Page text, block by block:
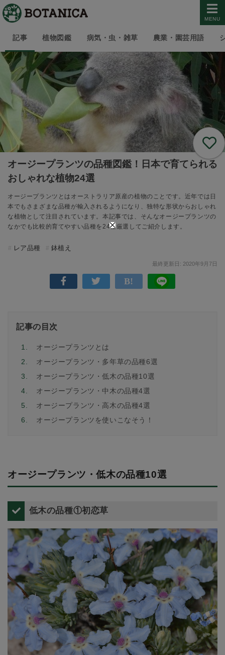
MENU
記事 植物図鑑 病気・虫・雑草 農業・園芸用語
オージープランツの品種図鑑！日本で育てられる
おしゃれな植物24選
オージープランツとはオーストラリア原産の植物のことです。近年では日
本でもさまざまな品種が輸入されるようになり、独特な形状からおしゃれ
な植物として注目されています。本記事では、そんなオージープランツの
なかでも比較的育てやすい品種を24種厳選してご紹介します。
レア品種 鉢植え
最終更新日: 2020年9月7日
記事の目次
1.
オージープランツとは
2.
オージープランツ・多年草の品種6選
3.
オージープランツ・低木の品種10選
4.
オージープランツ・中木の品種4選
5.
オージープランツ・高木の品種4選
6.
オージープランツを使いこなそう！
オージープランツ・低木の品種10選
低木の品種①初恋草